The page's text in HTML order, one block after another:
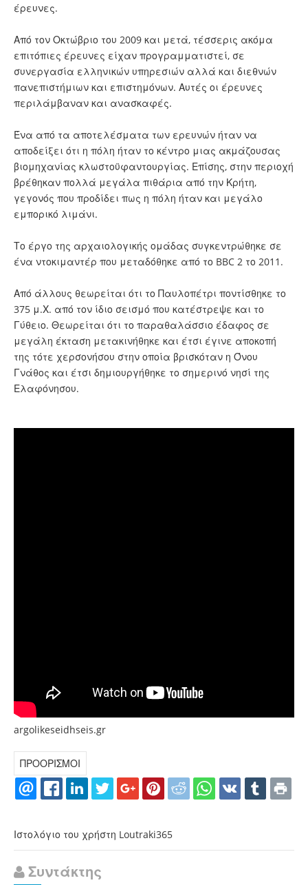
έρευνες.
Από τον Οκτώβριο του 2009 και μετά, τέσσερις ακόμα
επιτόπιες έρευνες είχαν προγραμματιστεί, σε
συνεργασία ελληνικών υπηρεσιών αλλά και διεθνών
πανεπιστήμιων και επιστημόνων. Αυτές οι έρευνες
περιλάμβαναν και ανασκαφές.
Ένα από τα αποτελέσματα των ερευνών ήταν να
αποδείξει ότι η πόλη ήταν το κέντρο μιας ακμάζουσας
βιομηχανίας κλωστοϋφαντουργίας. Επίσης, στην περιοχή
βρέθηκαν πολλά μεγάλα πιθάρια από την Κρήτη,
γεγονός που προδίδει πως η πόλη ήταν και μεγάλο
εμπορικό λιμάνι.
Το έργο της αρχαιολογικής ομάδας συγκεντρώθηκε σε
ένα ντοκιμαντέρ που μεταδόθηκε από το BBC 2 το 2011.
Από άλλους θεωρείται ότι το Παυλοπέτρι ποντίσθηκε το
375 μ.Χ. από τον ίδιο σεισμό που κατέστρεψε και το
Γύθειο. Θεωρείται ότι το παραθαλάσσιο έδαφος σε
μεγάλη έκταση μετακινήθηκε και έτσι έγινε αποκοπή
της τότε χερσονήσου στην οποία βρισκόταν η Όνου
Γνάθος και έτσι δημιουργήθηκε το σημερινό νησί της
Ελαφόνησου.
argolikeseidhseis.gr
ΠΡΟΟΡΙΣΜΟΙ
Ιστολόγιο του χρήστη Loutraki365
Συντάκτης